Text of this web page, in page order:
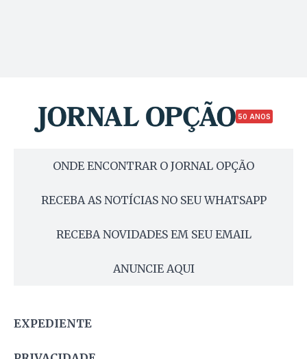
50 ANOS
ONDE ENCONTRAR O JORNAL OPÇÃO
RECEBA AS NOTÍCIAS NO SEU WHATSAPP
RECEBA NOVIDADES EM SEU EMAIL
ANUNCIE AQUI
EXPEDIENTE